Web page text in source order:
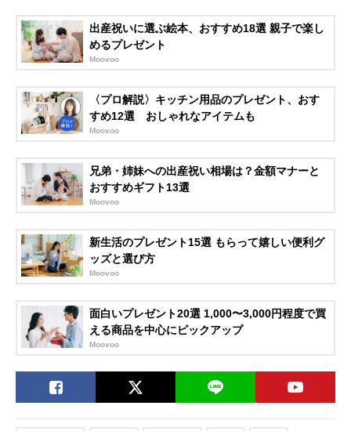
出産祝いに選ぶ絵本、おすすめ18選 親子で楽し
めるプレゼント
Moovoo
〈プロ解説〉キッチン用品のプレゼント、おす
すめ12選 おしゃれなアイテムも
Moovoo
兄弟・姉妹への出産祝い相場は？金額マナーと
おすすめギフト13選
Moovoo
新生活のプレゼント15選 もらって嬉しい便利グ
ッズと選び方
Moovoo
面白いプレゼント20選 1,000〜3,000円程度で買
える商品を中心にピックアップ
Moovoo